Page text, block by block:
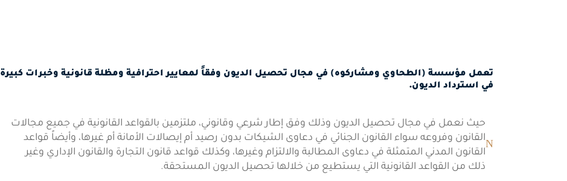
تعمل مؤسسة (الطحاوي ومشاركوه) في مجال تحصيل الديون وفقاً لمعايير احترافية ومظلة قانونية وخبرات كبيرة
في استرداد الديون.
حيث نعمل في مجال تحصيل الديون وذلك وفق إطار شرعي وقانوني، ملتزمين بالقواعد القانونية في جميع مجالات
القانون وفروعه سواء القانون الجنائي في دعاوى الشيكات بدون رصيد أم إيصالات الأمانة أم غيرها، وأيضاً قواعد
القانون المدني المتمثلة في دعاوى المطالبة والالتزام وغيرها، وكذلك قواعد قانون التجارة والقانون الإداري وغير
ذلك من القواعد القانونية التي يستطيع من خلالها تحصيل الديون المستحقة.